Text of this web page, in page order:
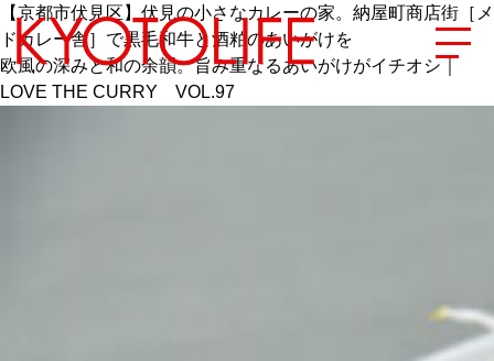
【京都市伏見区】伏見の小さなカレーの家。納屋町商店街［メ
ドカレー舎］で黒毛和牛と酒粕のあいがけを
欧風の深みと和の余韻。旨み重なるあいがけがイチオシ｜
LOVE THE CURRY VOL.97